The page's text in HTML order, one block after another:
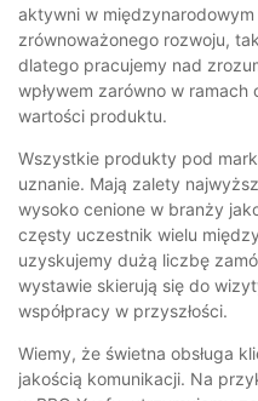
aktywni w
zrównoważonego rozwoju,
dlatego pracujemy nad
wpływem zarówno w ramach
wartości produktu.
Wszystkie produkty pod
uznanie. Mają zalety
wysoko cenione w branży
częsty uczestnik wielu
uzyskujemy dużą liczbę
wystawie skierują się do
współpracy w przyszłości.
Wiemy, że świetna obsługa
jakością komunikacji. Na